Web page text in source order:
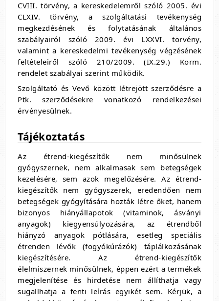
CVIII. törvény, a kereskedelemről szóló 2005. évi
CLXIV. törvény, a szolgáltatási tevékenység
megkezdésének és folytatásának általános
szabályairól szóló 2009. évi LXXVI. törvény,
valamint a kereskedelmi tevékenység végzésének
feltételeiről szóló 210/2009. (IX.29.) Korm.
rendelet szabályai szerint működik.
Szolgáltató és Vevő között létrejött szerződésre a
Ptk. szerződésekre vonatkozó rendelkezései
érvényesülnek.
Tájékoztatás
Az étrend-kiegészítők nem minősülnek
gyógyszernek, nem alkalmasak sem betegségek
kezelésére, sem azok megelőzésére. Az étrend-
kiegészítők nem gyógyszerek, eredendően nem
betegségek gyógyítására hozták létre őket, hanem
bizonyos hiányállapotok (vitaminok, ásványi
anyagok) kiegyensúlyozására, az étrendből
hiányzó anyagok pótlására, esetleg speciális
étrenden lévők (fogyókúrázók) táplálkozásának
kiegészítésére. Az étrend-kiegészítők
élelmiszernek minősülnek, éppen ezért a termékek
megjelenítése és hirdetése nem állíthatja vagy
sugallhatja a fenti leírás egyikét sem. Kérjük, a